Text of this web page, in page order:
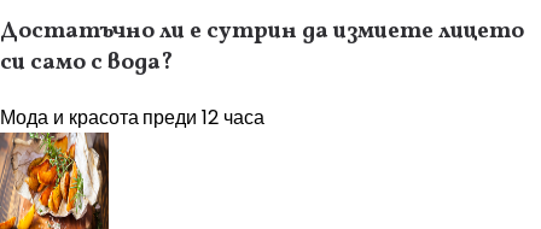
Достатъчно ли е сутрин да измиете лицето
си само с вода?
Мода и красотапреди 12 часа